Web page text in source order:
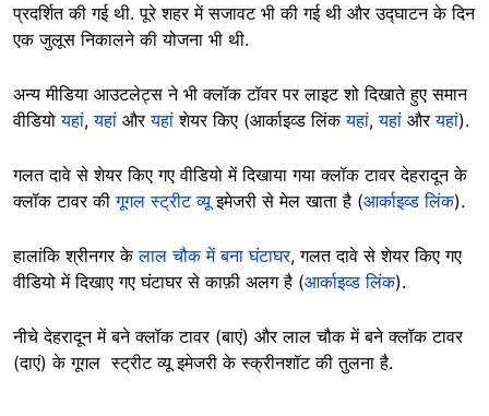
प्रदर्शित की गई थी. पूरे शहर में सजावट भी की गई थी और उद्घाटन के दिन
एक जुलूस निकालने की योजना भी थी.
अन्य मीडिया आउटलेट्स ने भी क्लॉक टॉवर पर लाइट शो दिखाते हुए समान
वीडियोयहां,यहां औरयहांशेयर किए (आर्काइव्ड लिंकयहां,यहां औरयहां).
गलत दावे से शेयर किए गए वीडियो में दिखाया गया क्लॉक टावर देहरादून के
क्लॉक टावर कीगूगल स्ट्रीट व्यूइमेजरी से मेल खाता है (आर्काइव्ड लिंक).
हालांकि श्रीनगर केलाल चौक में बना घंटाघर, गलत दावे से शेयर किए गए
वीडियो में दिखाए गए घंटाघर से काफ़ी अलग है (आर्काइव्ड लिंक).
नीचे देहरादून में बने क्लॉक टावर (बाएं) और लाल चौक में बने क्लॉक टावर
(दाएं) के गूगल स्ट्रीट व्यू इमेजरी के स्क्रीनशॉट की तुलना है.